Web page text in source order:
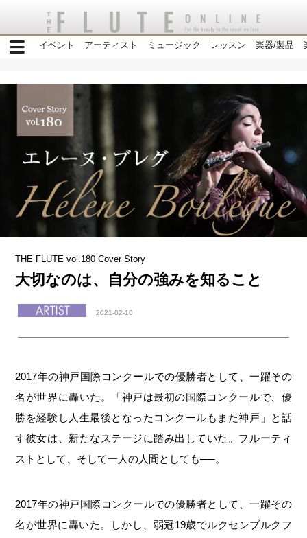
イベント アーティスト ミュージック レッスン 楽器/製品
THE FLUTE vol.180 Cover Story
大切なのは、自分の強みを知ること
2021-02-10
2017年の神戸国際コンクールでの優勝者として、一躍その
名が世界に轟いた。「神戸は最初の国際コンクールで、優
勝を経験し人生最後となったコンクールもまた神戸」と話
す彼女は、新たなステージに踏み出していた。フルーティ
ストとして、そして一人の人間としても──。
2017年の神戸国際コンクールでの優勝者として、一躍その
名が世界に轟いた。しかし、弱冠19歳でルクセンブルクフ